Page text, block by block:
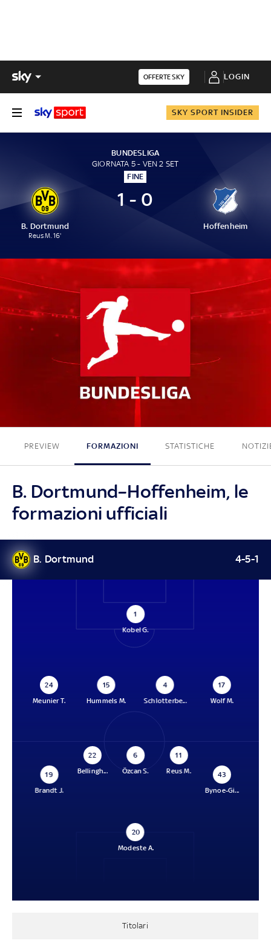
OFFERTE SKY LOGIN
SKY SPORT INSIDER
BUNDESLIGA
GIORNATA 5 - VEN 2 SET
FINE
B. Dortmund
Reus M. 16'
1 - 0
Hoffenheim
1 - 0
PREVIEW FORMAZIONI STATISTICHE
B. Dortmund–Hoffenheim, le
formazioni ufficiali
B. Dortmund 4-5-1
1
Kobel G.
24
Meunier T.
15
Hummels M.
4
Schlotterbe...
17
Wolf M.
19
Brandt J.
22
Bellingh...
6
Özcan S.
11
Reus M.
43
Bynoe-Gi...
20
Modeste A.
Titolari